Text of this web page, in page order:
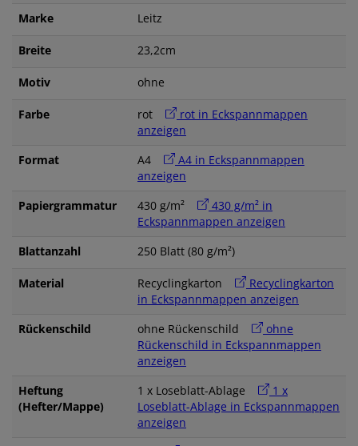
Marke Leitz
Breite 23,2cm
Motiv ohne
Farbe rot
rot in Eckspannmappen
anzeigen
Format
A4
A4 in Eckspannmappen
anzeigen
Papiergrammatur
430 g/m²
430 g/m² in
Eckspannmappen anzeigen
Blattanzahl
250 Blatt (80 g/m²)
Material Recyclingkarton
Recyclingkarton
in Eckspannmappen anzeigen
Rückenschild
ohne Rückenschild
ohne
Rückenschild in Eckspannmappen
anzeigen
Heftung
(Hefter/Mappe)
1 x Loseblatt-Ablage
1 x
Loseblatt-Ablage in Eckspannmappen
anzeigen